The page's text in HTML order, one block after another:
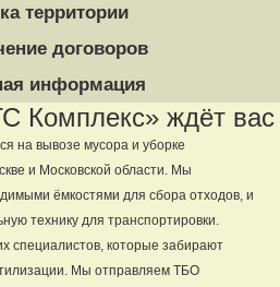
территории
договоров
информация
Комплекс» ждёт вас
на вывозе мусора и уборке
и Московской области. Мы
ёмкостями для сбора отходов, и
технику для транспортировки.
специалистов, которые забирают
Мы отправляем ТБО